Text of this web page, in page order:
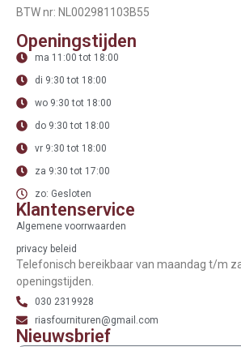
BTW nr: NL002981103B55
Openingstijden
ma 11:00 tot 18:00
di 9:30 tot 18:00
wo 9:30 tot 18:00
do 9:30 tot 18:00
vr 9:30 tot 18:00
za 9:30 tot 17:00
zo: Gesloten
Klantenservice
Algemene voorrwaarden
privacy beleid
Telefonisch bereikbaar van maandag t/m
openingstijden.
030 2319928
riasfournituren@gmail.com
Nieuwsbrief